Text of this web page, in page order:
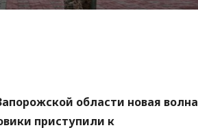
области новая волна
приступили к